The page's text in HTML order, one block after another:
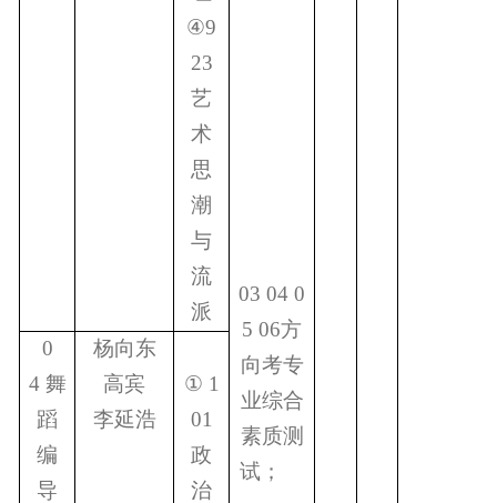
④9
23
艺
术
思
潮
与
流
派
03 04 0
5 06方
向考专
业综合
素质测
试；
0
4 舞
蹈
编
导
杨向东
高宾
李延浩
① 1
01
政
治